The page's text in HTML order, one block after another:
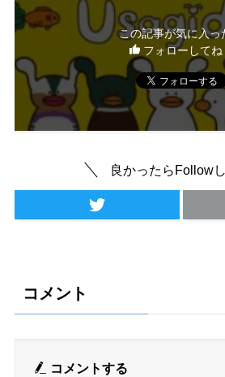
この記事が気に入っ
フォローしてね
良かったらFollow
コメント
コメントする